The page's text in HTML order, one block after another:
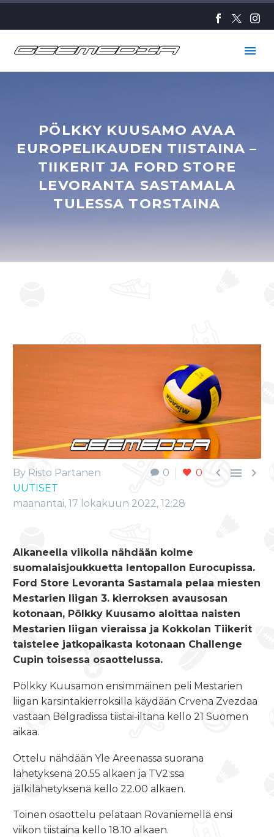
PÖLKKY KUUSAMO AVAA
EUROPELIKAUDEN TIISTAINA –
TIIKERIT JA FORD STORE
LEVORANTA SASTAMALA
TULESSA TORSTAINA
0 0   
By Risto Partanen
UUTISET
maanantai, 17 lokakuun 2022, 12:28
Alkaneella viikolla nähdään kolme
suomalaisjoukkuetta lentopallon Eurocupissa.
Ford Store Levoranta Sastamala pelaa miesten
Mestarien liigan 3. kierroksen avausosan
kotonaan, Pölkky Kuusamo aloittaa naisten
Mestarien liigan vieraissa ja Kokkolan Tiikerit
taistelee jatkopaikasta kotonaan Challenge
Cupin toisessa osaottelussa.
Pölkky Kuusamon ensimmäinen peli Mestarien
liigan karsintakierroksilla käydään Crvena Zvezdaa
vastaan Belgradissa tiistai-iltana kello 21 Suomen
aikaa.
Ottelu nähdään Yle Areenassa suorana
lähetyksenä 20.55 alkaen ja TV2:ssa
jälkilähetyksenä kello 22.00 alkaen.
Toinen osaottelu pelataan Rovaniemellä ensi
viikon tiistaina kello 18.10 alkaen.